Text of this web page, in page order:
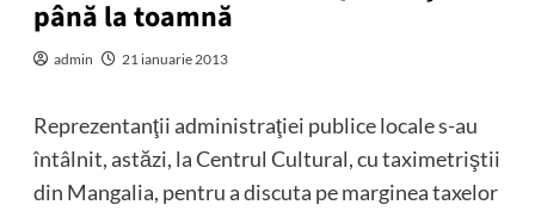
până la toamnă
admin 21 ianuarie 2013
Reprezentanţii administraţiei publice locale s-au
întâlnit, astăzi, la Centrul Cultural, cu taximetriştii
din Mangalia, pentru a discuta pe marginea taxelor